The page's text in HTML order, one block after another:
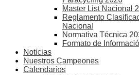
Master List Nacional
Reglamento
Nacional
Normativa Técnica
Formato de
Noticias
Nuestros Campeones
Calendarios